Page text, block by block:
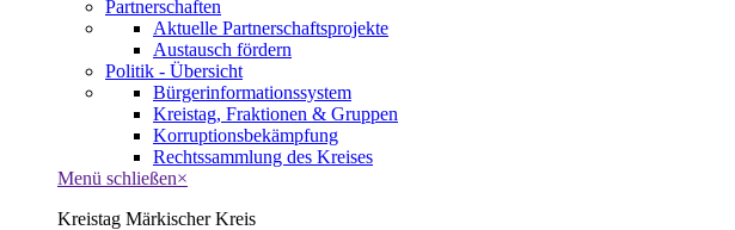
Partnerschaften
Aktuelle Partnerschaftsprojekte
Austausch fördern
Politik - Übersicht
Bürgerinformationssystem
Kreistag, Fraktionen & Gruppen
Korruptionsbekämpfung
Rechtssammlung des Kreises
Menü schließen×
Kreistag Märkischer Kreis